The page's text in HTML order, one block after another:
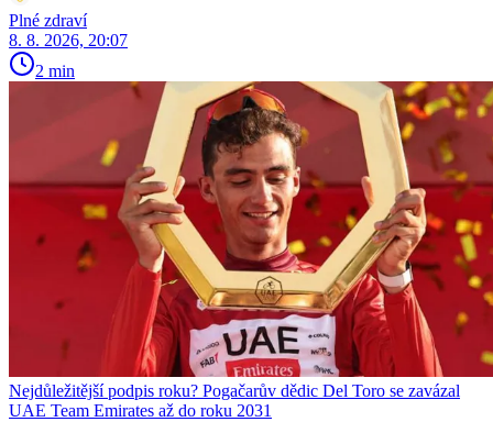
Plné zdraví
8. 8. 2026, 20:07
2 min
Nejdůležitější podpis roku? Pogačarův dědic Del Toro se zavázal
UAE Team Emirates až do roku 2031